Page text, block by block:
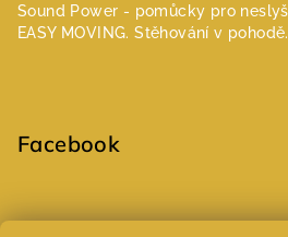
Sound Power - pomůcky pro
EASY MOVING. Stěhování v pohodě.
Facebook